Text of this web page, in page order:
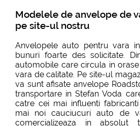
Modelele de anvelope de
pe site-ul nostru
Anvelopele auto pentru vara
bunuri foarte des solicitate.
automobile care circula in
vara de calitate. Pe site-ul
va sunt afisate anvelope
transportare in Stefan Voda
catre cei mai influenti
mai noi cauciucuri auto de
comercializeaza in absolut